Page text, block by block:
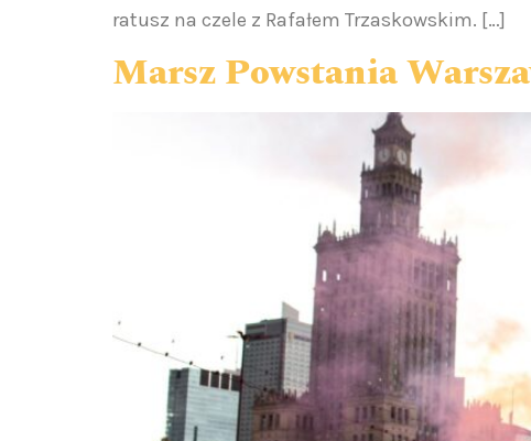
ratusz na czele z Rafałem Trzaskowskim. […]
Marsz Powstania